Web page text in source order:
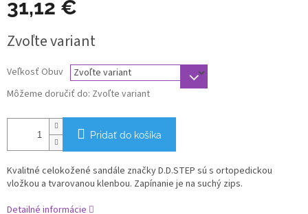
31,12 €
cena:
Zvoľte variant
Veľkosť Obuv
Môžeme doručiť do: Zvoľte variant
Pridať do košíka
Kvalitné celokožené sandále značky D.D.STEP sú s ortopedickou
vložkou a tvarovanou klenbou. Zapínanie je na suchý zips.
Detailné informácie